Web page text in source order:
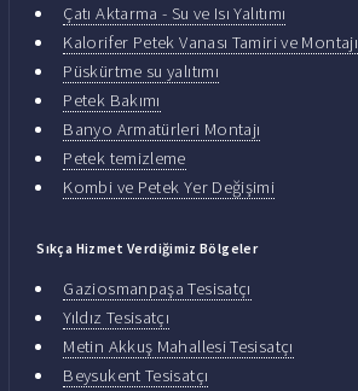
Çatı Aktarma - Su ve Isı Yalıtımı
Kalorifer Petek Vanası Tamiri ve Montajı
Püskürtme su yalıtımı
Petek Bakımı
Banyo Armatürleri Montajı
Petek temizleme
Kombi ve Petek Yer Değişimi
Sıkça Hizmet Verdiğimiz Bölgeler
Gaziosmanpaşa Tesisatçı
Yıldız Tesisatçı
Metin Akkuş Mahallesi Tesisatçı
Beysukent Tesisatçı